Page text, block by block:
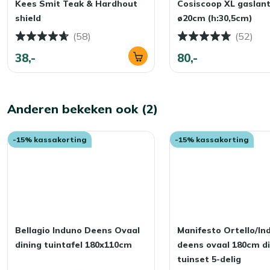
kunnen na verloop van tijd vocht vasthouden. Daardoor
Ons advies? Bewaar ze in de herfst en winter binnen of
droog en altijd klaar voor gebruik!
Kees Smit Teak & Hardhout
shield
(58)
38,-
Cosiscoop XL
ø20cm (h:30,5cm)
(52)
80,-
Anderen bekeken ook (2)
-15% kassakorting
Bellagio Induno Deens Ovaal
dining tuintafel 180x110cm
-15% kassakorting
Manifesto Ortello/
deens ovaal 180cm
tuinset 5-delig